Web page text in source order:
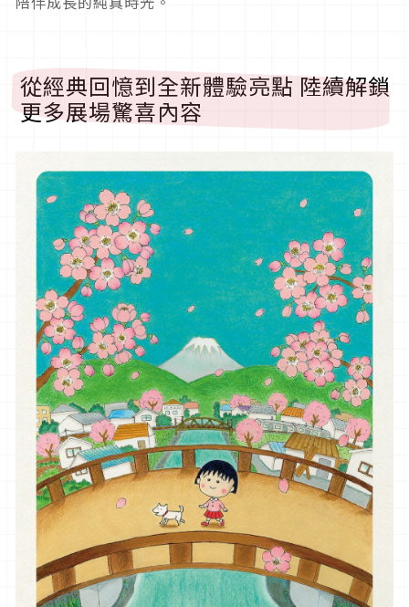
從經典回憶到全新體驗亮點 陸續解鎖
更多展場驚喜內容